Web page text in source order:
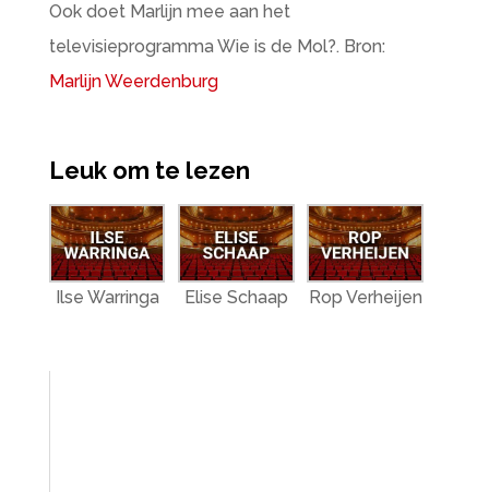
Ook doet Marlijn mee aan het
televisieprogramma Wie is de Mol?. Bron:
Marlijn Weerdenburg
Leuk om te lezen
Ilse Warringa Elise Schaap Rop Verheijen